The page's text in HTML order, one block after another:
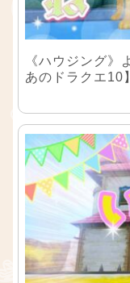
《ハウジング》
あのドラクエ10】